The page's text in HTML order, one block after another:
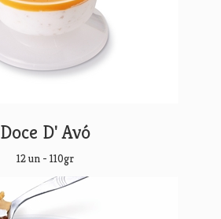
Doce D' Avó
12 un - 110gr